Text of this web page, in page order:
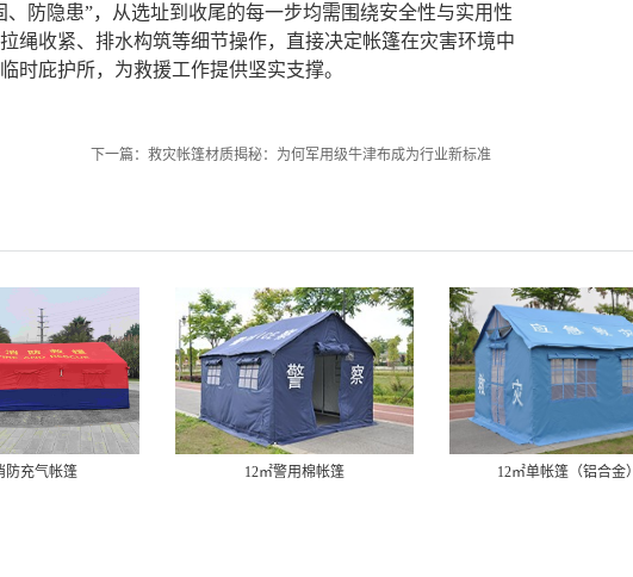
防隐患”，从选址到收尾的每一步均需围绕安全性与实用性
绳收紧、排水构筑等细节操作，直接决定帐篷在灾害环境中
时庇护所，为救援工作提供坚实支撑。
下一篇： 救灾帐篷材质揭秘：为何军用级牛津布成为行业新标准
防充气帐篷 12㎡警用棉帐篷 12㎡单帐篷（铝合金）